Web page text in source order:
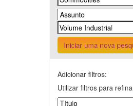
Iniciar uma nova
Adicionar filtros:
Utilizar filtros para